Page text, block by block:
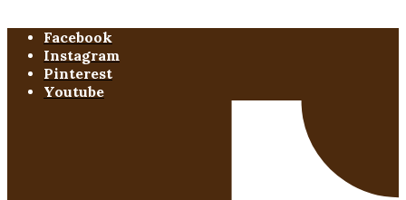
Facebook
Instagram
Pinterest
Youtube